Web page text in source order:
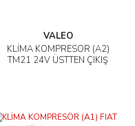
VALEO
KLİMA KOMPRESÖR (A2)
TM21 24V ÜSTTEN ÇIKIŞ